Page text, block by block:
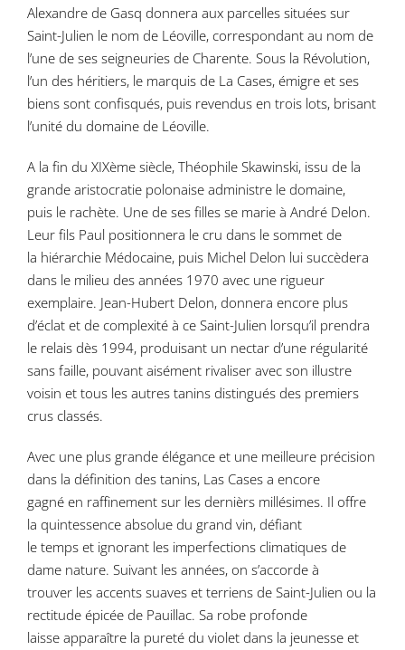
Alexandre de Gasq donnera aux parcelles situées sur
Saint-Julien le nom de Léoville, correspondant au nom de
l’une de ses seigneuries de Charente. Sous la Révolution,
l’un des héritiers, le marquis de La Cases, émigre et ses
biens sont confisqués, puis revendus en trois lots, brisant
l’unité du domaine de Léoville.
A la fin du XIXème siècle, Théophile Skawinski, issu de la
grande aristocratie polonaise administre le domaine,
puis le rachète. Une de ses filles se marie à André Delon.
Leur fils Paul positionnera le cru dans le sommet de
la hiérarchie Médocaine, puis Michel Delon lui succèdera
dans le milieu des années 1970 avec une rigueur
exemplaire. Jean-Hubert Delon, donnera encore plus
d’éclat et de complexité à ce Saint-Julien lorsqu’il prendra
le relais dès 1994, produisant un nectar d’une régularité
sans faille, pouvant aisément rivaliser avec son illustre
voisin et tous les autres tanins distingués des premiers
crus classés.
Avec une plus grande élégance et une meilleure précision
dans la définition des tanins, Las Cases a encore
gagné en raffinement sur les dernièrs millésimes. Il offre
la quintessence absolue du grand vin, défiant
le temps et ignorant les imperfections climatiques de
dame nature. Suivant les années, on s’accorde à
trouver les accents suaves et terriens de Saint-Julien ou la
rectitude épicée de Pauillac. Sa robe profonde
laisse apparaître la pureté du violet dans la jeunesse et